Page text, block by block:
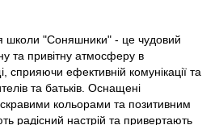
школи "Соняшники" - це чудовий
та привітну атмосферу в
сприяючи ефективній комунікації та
та батьків. Оснащені
кольорами та позитивним
радісний настрій та привертають